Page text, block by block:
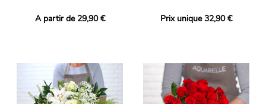
A partir de 29,90 € Prix unique 32,90 €